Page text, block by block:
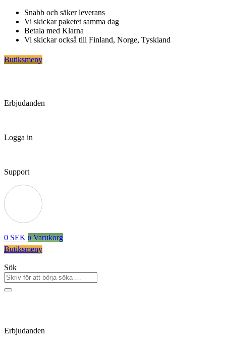
Hoppa
innehåll
Snabb och säker leverans
Vi skickar paketet samma dag
Betala med Klarna
Vi skickar också till Finland, Norge, Tyskland
Butiksmeny
Erbjudanden
Logga in
Support
0 SEK 0 Varukorg
Butiksmeny
Sök
Erbjudanden